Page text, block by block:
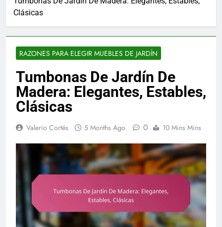
Clásicas
RAZONES PARA ELEGIR MUEBLES DE JARDÍN
Tumbonas De Jardín De
Madera: Elegantes, Estables,
Clásicas
Valerio Cortés 5 Months Ago 0 10 Mins Mins